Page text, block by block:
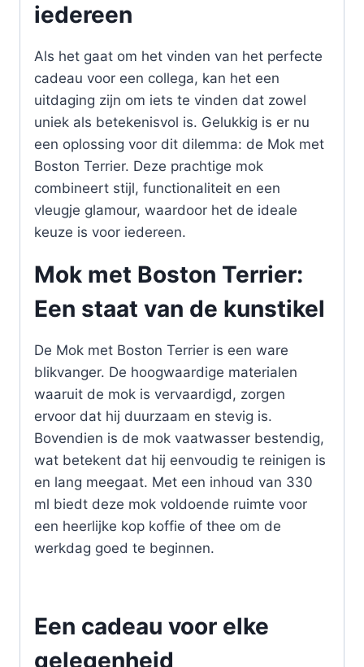
iedereen
Als het gaat om het vinden van het perfecte
cadeau voor een collega, kan het een
uitdaging zijn om iets te vinden dat zowel
uniek als betekenisvol is. Gelukkig is er nu
een oplossing voor dit dilemma: de Mok met
Boston Terrier. Deze prachtige mok
combineert stijl, functionaliteit en een
vleugje glamour, waardoor het de ideale
keuze is voor iedereen.
Mok met Boston Terrier:
Een staat van de kunstikel
De Mok met Boston Terrier is een ware
blikvanger. De hoogwaardige materialen
waaruit de mok is vervaardigd, zorgen
ervoor dat hij duurzaam en stevig is.
Bovendien is de mok vaatwasser bestendig,
wat betekent dat hij eenvoudig te reinigen is
en lang meegaat. Met een inhoud van 330
ml biedt deze mok voldoende ruimte voor
een heerlijke kop koffie of thee om de
werkdag goed te beginnen.
Een cadeau voor elke
gelegenheid